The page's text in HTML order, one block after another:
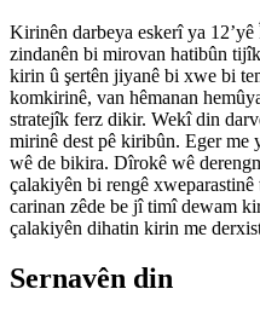
Kirinên darbeya eskerî ya
zindanên bi mirovan hatibûn
kirin û şertên jiyanê bi xwe bi
komkirinê, van hêmanan
stratejîk ferz dikir. Wekî din
mirinê dest pê kiribûn. Eger me
wê de bikira. Dîrokê wê
çalakiyên bi rengê
carinan zêde be jî timî dewam
çalakiyên dihatin kirin me
Sernavên din